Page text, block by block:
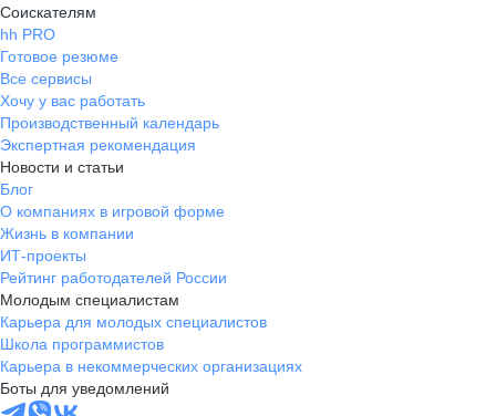
Соискателям
hh PRO
Готовое резюме
Все сервисы
Хочу у вас работать
Производственный календарь
Экспертная рекомендация
Новости и статьи
Блог
О компаниях в игровой форме
Жизнь в компании
ИТ-проекты
Рейтинг работодателей России
Молодым специалистам
Карьера для молодых специалистов
Школа программистов
Карьера в некоммерческих организациях
Боты для уведомлений